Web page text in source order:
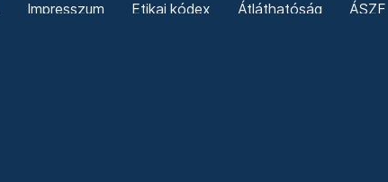
Impresszum Etikai kódex Átláthatóság ÁSZF